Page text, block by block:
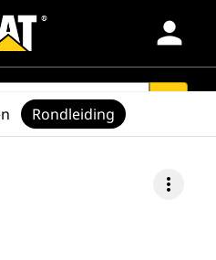
person
more_vert
Rondleiding